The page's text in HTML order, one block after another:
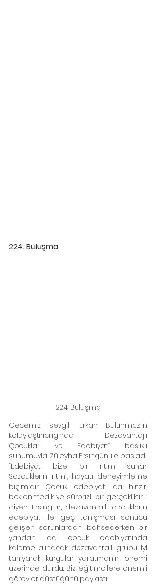
224. Buluşma
224. Buluşma
Gecemiz sevgili Erkan Bulunmaz’ın
kolaylaştırıcılığında “Dezavantajlı
Çocuklar ve Edebiyat” başlıklı
sunumuyla Züleyha Ersingün ile başladı.
“Edebiyat bize bir ritim sunar.
Sözcüklerin ritmi, hayatı deneyimleme
biçimidir. Çocuk edebiyatı da hınzır,
beklenmedik ve sürprizli bir gerçekliktir…”
diyen Ersingün, dezavantajlı çocukların
edebiyat ile geç tanışması sonucu
gelişen sorunlardan bahsederken bir
yandan da çocuk edebiyatında
kaleme alınacak dezavantajlı grubu iyi
tanıyarak kurgular yaratmanın önemi
üzerinde durdu. Biz eğitimcilere önemli
görevler düştüğünü paylaştı.